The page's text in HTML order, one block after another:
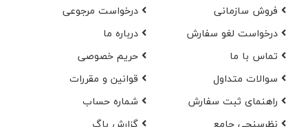
فروش سازمانی
درخواست مرجوعی
درخواست لغو سفارش
در‌باره ما
تماس با ما
حریم خصوصی
سوالات متداول
قوانین و مقررات
راهنمای ثبت سفارش
شماره حساب